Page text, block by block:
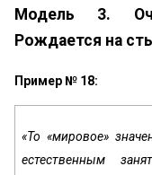
Модель 3.
Рождается на
Пример № 18:
«То «мировое»
естественным